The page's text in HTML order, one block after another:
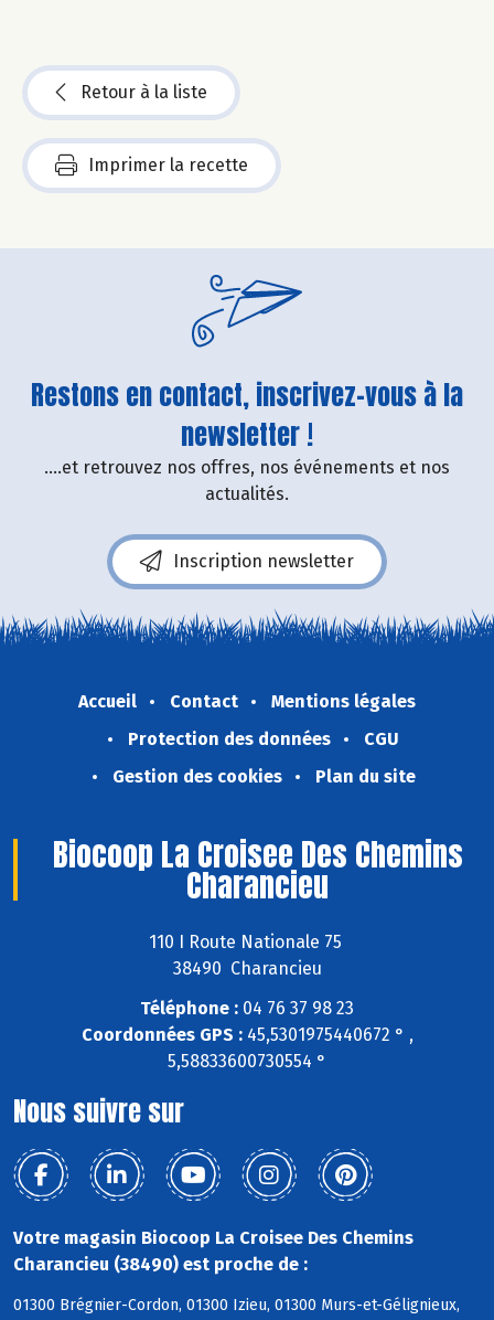
Retour à la liste
Imprimer la recette
Restons en contact, inscrivez-vous à la
newsletter !
....et retrouvez nos offres, nos événements et nos
actualités.
Inscription newsletter
Accueil Contact
Mentions légales
Protection des données
CGU
Gestion des cookies
Plan du site
Biocoop La Croisee Des Chemins
Charancieu
110 I Route Nationale 75
38490 Charancieu
Téléphone : 04 76 37 98 23
Coordonnées GPS :45,5301975440672 ° ,
5,58833600730554 °
Nous suivre sur
Votre magasin Biocoop La Croisee Des Chemins
Charancieu (38490) est proche de :
01300 Brégnier-Cordon, 01300 Izieu, 01300 Murs-et-Gélignieux,